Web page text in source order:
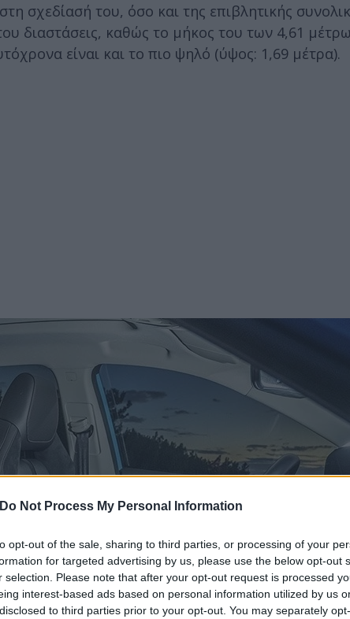
Do Not Process My Personal Information
opt-out of the sale, sharing to third parties, or processing of your
for targeted advertising by us, please use the below opt-out
selection. Please note that after your opt-out request is processed
interest-based ads based on personal information utilized by us
to third parties prior to your opt-out. You may separately
σχεδίασή του, όσο και της επιβλητικής
διαστάσεις, καθώς το μήκος του των 4,61
είναι και το πιο ψηλό (ύψος: 1,69 μέτρα).